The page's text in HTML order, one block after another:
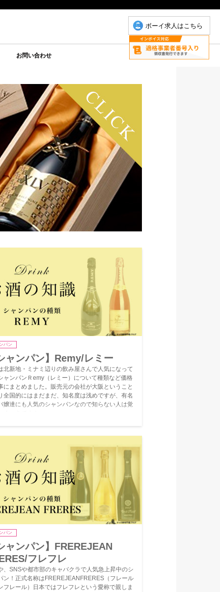
ボーイ求人はこちら
お問い合わせ
パン
ャンパン】Remy/レミー
北新地・ミナミ辺りの飲み屋さんで人気になって
ャンパンＲemy（レミー）について種類など価格
にまとめました。販売元の会社が大阪ということ
全国的にはまだまだ、知名度は浅めですが、有名
嬢達にも人気のシャンパンなので知らない人は覚
パン
ャンパン】FREREJEAN
フレフレ
、SNSや都市部のキャバクラで人気急上昇中のシ
ン！正式名称はFREREJEANFRERES（フレール
フレール）日本ではフレフレという愛称で親しま